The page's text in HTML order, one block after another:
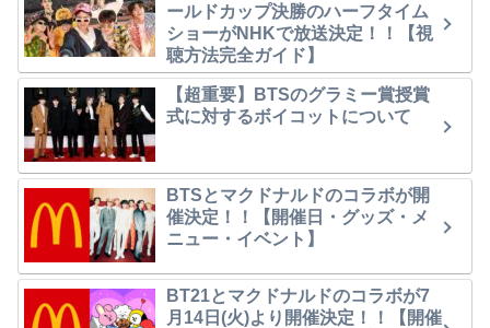
ールドカップ決勝のハーフタイム
ショーがNHKで放送決定！！【視
聴方法完全ガイド】
【超重要】BTSのグラミー賞授賞
式に対するボイコットについて
BTSとマクドナルドのコラボが開
催決定！！【開催日・グッズ・メ
ニュー・イベント】
BT21とマクドナルドのコラボが7
月14日(火)より開催決定！！【開催